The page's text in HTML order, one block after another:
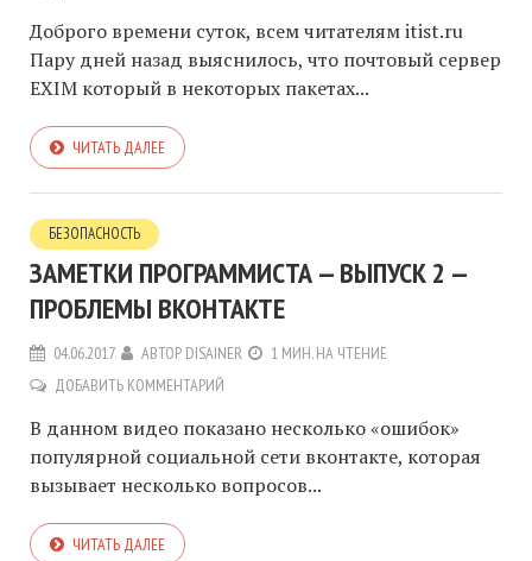
Доброго времени суток, всем читателям itist.ru
Пару дней назад выяснилось, что почтовый сервер
EXIM который в некоторых пакетах...
ЧИТАТЬ ДАЛЕЕ
БЕЗОПАСНОСТЬ
ЗАМЕТКИ ПРОГРАММИСТА — ВЫПУСК 2 —
ПРОБЛЕМЫ ВКОНТАКТЕ
04.06.2017 АВТОР DISAINER
1 МИН. НА ЧТЕНИЕ
ДОБАВИТЬ КОММЕНТАРИЙ
В данном видео показано несколько «ошибок»
популярной социальной сети вконтакте, которая
вызывает несколько вопросов...
ЧИТАТЬ ДАЛЕЕ